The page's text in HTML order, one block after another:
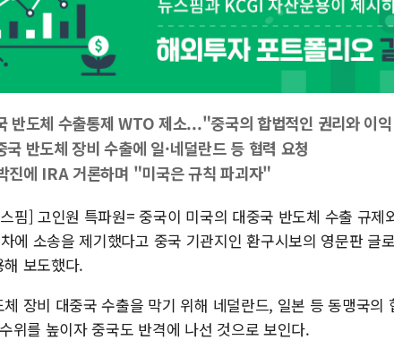
반도체 수출통제 WTO 제소..."중국의 합법적인 권리와 이
국 반도체 장비 수출에 일·네덜란드 등 협력 요청
진에 IRA 거론하며 "미국은 규칙 파괴자"
핌] 고인원 특파원= 중국이 미국의 대중국 반도체 수출 규제
에 소송을 제기했다고 중국 기관지인 환구시보의 영문판 글
보도했다.
체 장비 대중국 수출을 막기 위해 네덜란드, 일본 등 동맹국
위를 높이자 중국도 반격에 나선 것으로 보인다.